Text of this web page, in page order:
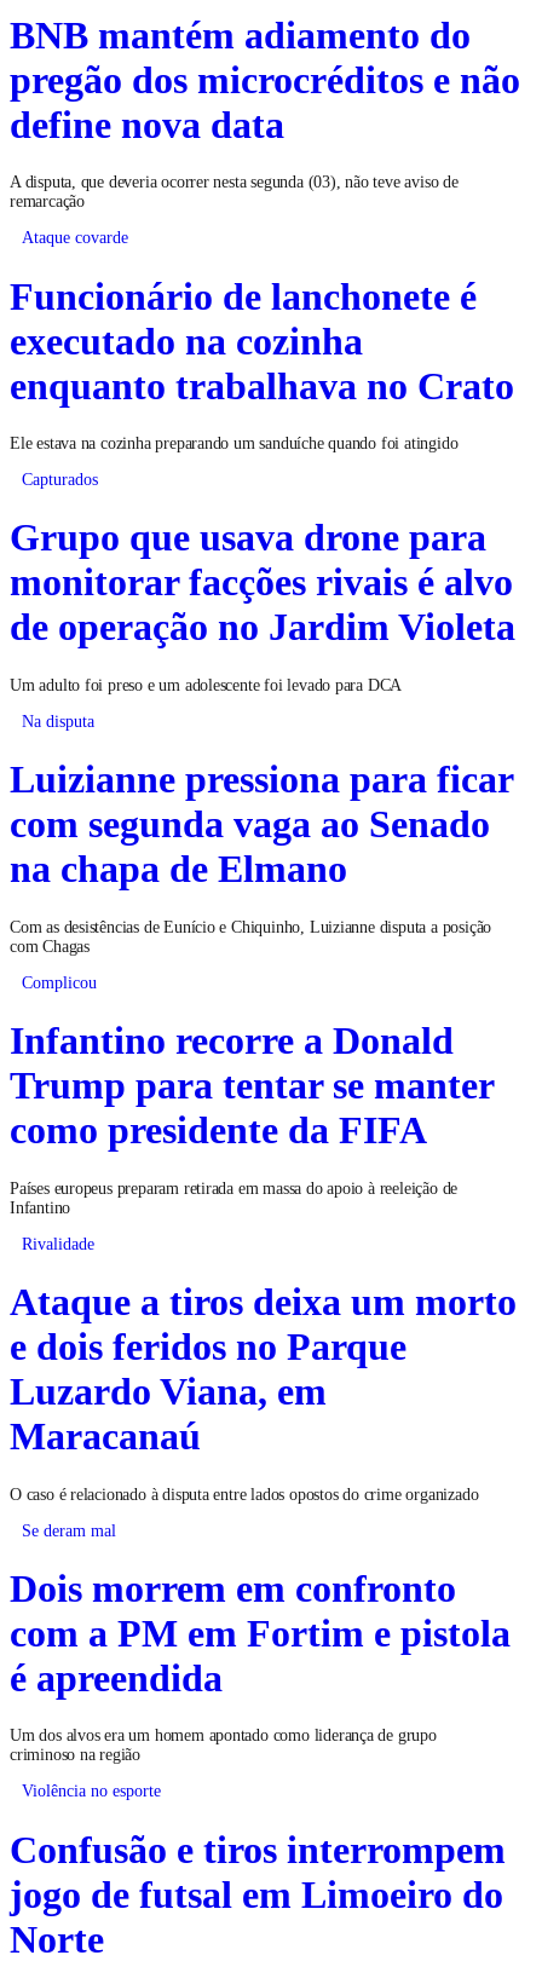
BNB mantém adiamento do
pregão dos microcréditos e não
define nova data
A disputa, que deveria ocorrer nesta segunda (03), não teve aviso de
remarcação
Ataque covarde
Funcionário de lanchonete é
executado na cozinha
enquanto trabalhava no Crato
Ele estava na cozinha preparando um sanduíche quando foi atingido
Capturados
Grupo que usava drone para
monitorar facções rivais é alvo
de operação no Jardim Violeta
Um adulto foi preso e um adolescente foi levado para DCA
Na disputa
Luizianne pressiona para ficar
com segunda vaga ao Senado
na chapa de Elmano
Com as desistências de Eunício e Chiquinho, Luizianne disputa a posição
com Chagas
Complicou
Infantino recorre a Donald
Trump para tentar se manter
como presidente da FIFA
Países europeus preparam retirada em massa do apoio à reeleição de
Infantino
Rivalidade
Ataque a tiros deixa um morto
e dois feridos no Parque
Luzardo Viana, em
Maracanaú
O caso é relacionado à disputa entre lados opostos do crime organizado
Se deram mal
Dois morrem em confronto
com a PM em Fortim e pistola
é apreendida
Um dos alvos era um homem apontado como liderança de grupo
criminoso na região
Violência no esporte
Confusão e tiros interrompem
jogo de futsal em Limoeiro do
Norte